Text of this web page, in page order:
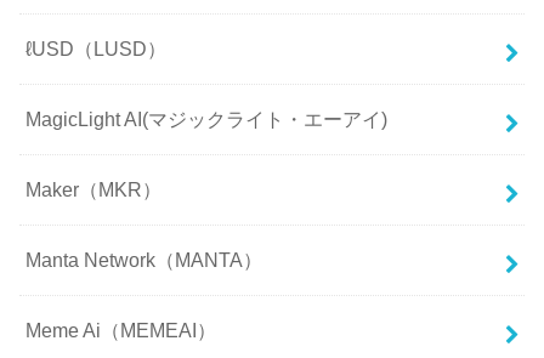
ℓUSD（LUSD）
MagicLight AI(マジックライト・エーアイ)
Maker（MKR）
Manta Network（MANTA）
Meme Ai（MEMEAI）